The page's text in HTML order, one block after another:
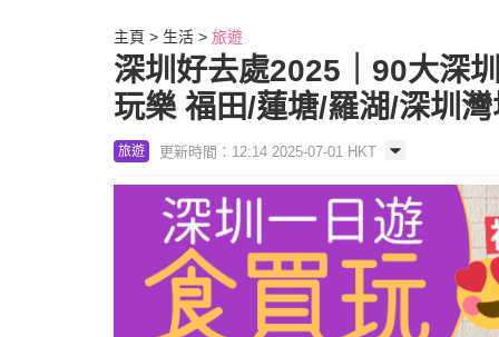
主頁 生活 旅遊
深圳好去處2025｜90大深
玩樂 福田/蓮塘/羅湖/深圳
旅遊 更新時間：12:14 2025-07-01 HKT